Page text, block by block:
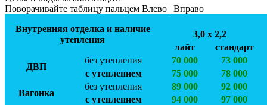
Поворачивайте таблицу пальцем Влево | Вправо
Внутренняя отделка и наличие
утепления
3,0 х 2,2
лайт
стандарт
ДВП
без утепления 70 000
73 000
с утеплением
75 000
78 000
Вагонка
без утепления 89 000
92 000
с утеплением
94 000
97 000